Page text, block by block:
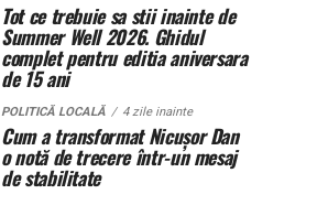
Tot ce trebuie sa stii inainte de
Summer Well 2026. Ghidul
complet pentru editia aniversara
de 15 ani
POLITICĂ LOCALĂ 4 zile inainte
Cum a transformat Nicușor Dan
o notă de trecere într-un mesaj
de stabilitate